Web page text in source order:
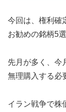
今回は、権利確
お勧めの銘柄5
先月が多く、今
無理購入する必
イラン戦争で株